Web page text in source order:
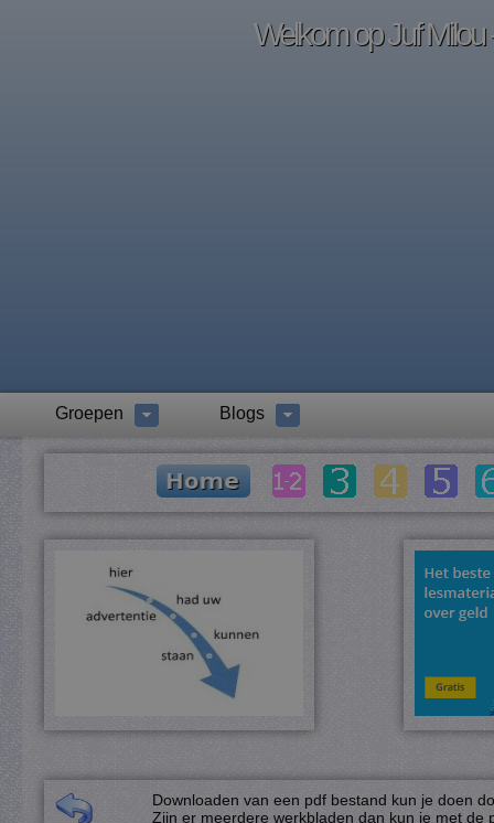
Welkom op Juf Milou
Groepen Blogs
Downloaden van een pdf bestand kun je doen
Zijn er meerdere werkbladen dan kun je met de